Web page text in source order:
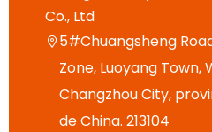
Co., Ltd
 5#Chuangsheng
Zone, Luoyang Town,
Changzhou City,
de China. 213104